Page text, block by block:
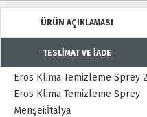
ÜRÜN AÇIKLAMASI
TESLİMAT VE İADE
Eros Klima Temizleme Sprey
Eros Klima Temizleme Sprey
Menşei:İtalya